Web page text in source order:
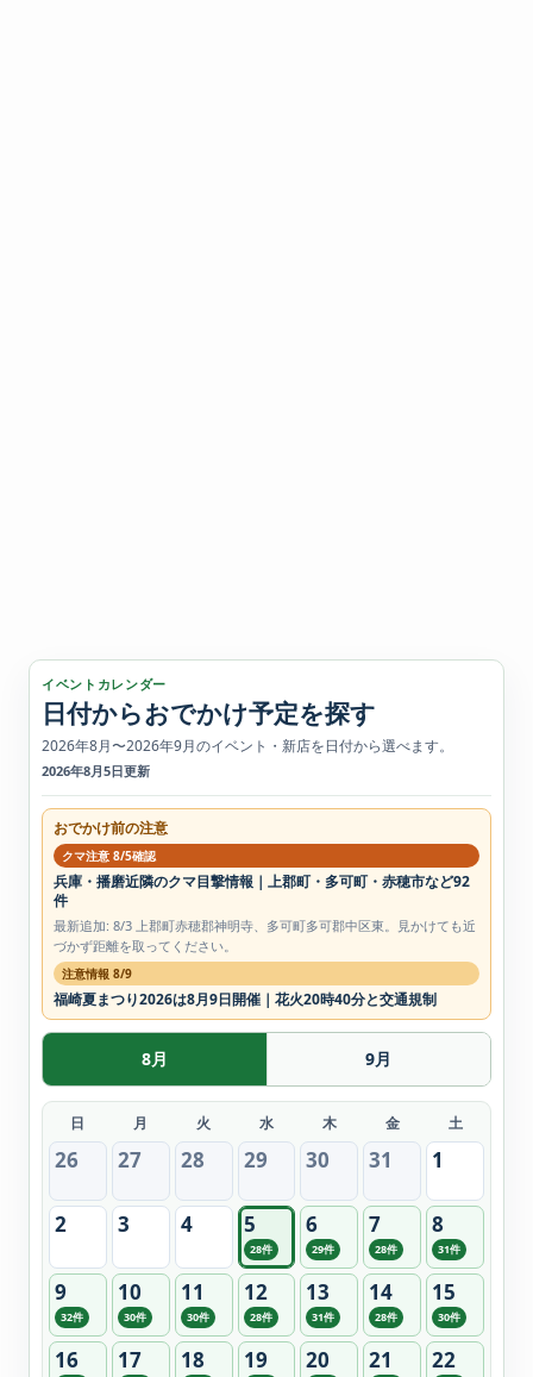
イベントカレンダー
日付からおでかけ予定を探す
2026年8月〜2026年9月のイベント・新店を日付から選べます。
2026年8月5日更新
おでかけ前の注意
クマ注意 8/5確認
兵庫・播磨近隣のクマ目撃情報｜上郡町・多可町・赤穂市など92
件
最新追加: 8/3 上郡町赤穂郡神明寺、多可町多可郡中区東。見かけても近
づかず距離を取ってください。
注意情報 8/9
福崎夏まつり2026は8月9日開催｜花火20時40分と交通規制
8月 9月
日 月 火 水 木 金 土
26 27 28 29 30 31 1
2 3 4 5
28件
6
29件
7
28件
8
31件
9
32件
10
30件
11
30件
12
28件
13
31件
14
28件
15
30件
16 17 18 19 20 21 22